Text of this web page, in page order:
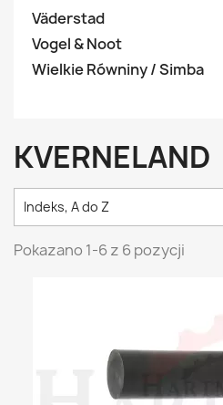
Väderstad
Vogel & Noot
Wielkie Równiny / Simba
KVERNELAND
Indeks, A do Z
Pokazano 1-6 z 6 pozycji